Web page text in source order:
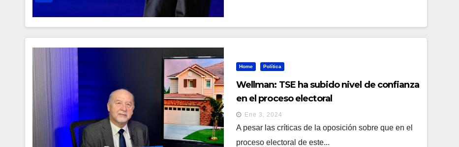
Home Política
Wellman: TSE ha subido nivel de confianza
en el proceso electoral
Ene 3, 2024
A pesar las críticas de la oposición sobre que en el
proceso electoral de este...